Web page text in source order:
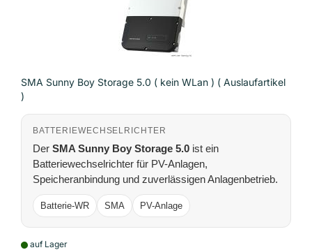
SMA Sunny Boy Storage 5.0 ( kein WLan ) ( Auslaufartikel
)
BATTERIEWECHSELRICHTER
Der SMA Sunny Boy Storage 5.0 ist ein
Batteriewechselrichter für PV-Anlagen,
Speicheranbindung und zuverlässigen Anlagenbetrieb.
Batterie-WR SMA PV-Anlage
auf Lager